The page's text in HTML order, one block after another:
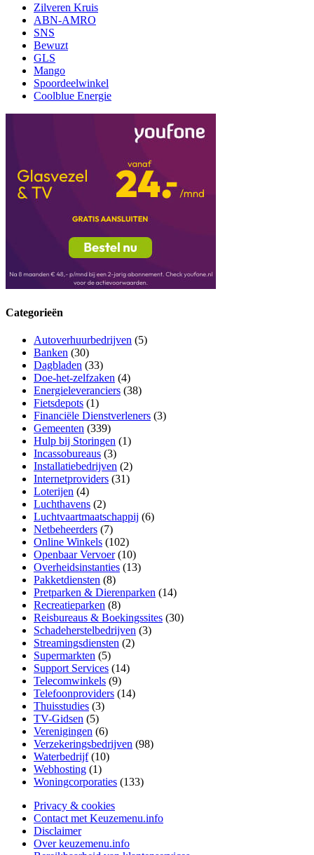
Zilveren Kruis
ABN-AMRO
SNS
Bewuzt
GLS
Mango
Spoordeelwinkel
Coolblue Energie
Categorieën
Autoverhuurbedrijven (5)
Banken (30)
Dagbladen (33)
Doe-het-zelfzaken (4)
Energieleveranciers (38)
Fietsdepots (1)
Financiële Dienstverleners (3)
Gemeenten (339)
Hulp bij Storingen (1)
Incassobureaus (3)
Installatiebedrijven (2)
Internetproviders (31)
Loterijen (4)
Luchthavens (2)
Luchtvaartmaatschappij (6)
Netbeheerders (7)
Online Winkels (102)
Openbaar Vervoer(10)
Overheidsinstanties (13)
Pakketdiensten (8)
Pretparken & Dierenparken (14)
Recreatieparken (8)
Reisbureaus & Boekingssites (30)
Schadeherstelbedrijven (3)
Streamingsdiensten (2)
Supermarkten (5)
Support Services (14)
Telecomwinkels (9)
Telefoonproviders (14)
Thuisstudies (3)
TV-Gidsen (5)
Verenigingen (6)
Verzekeringsbedrijven (98)
Waterbedrijf(10)
Webhosting (1)
Woningcorporaties (133)
Privacy & cookies
Contact met Keuzemenu.info
Disclaimer
Over keuzemenu.info